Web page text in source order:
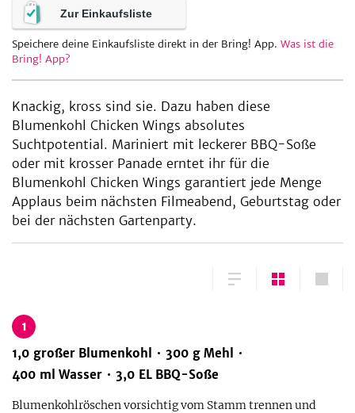
Zur Einkaufsliste
Speichere deine Einkaufsliste direkt in der Bring! App. Was ist die
Bring! App?
Knackig, kross sind sie. Dazu haben diese
Blumenkohl Chicken Wings absolutes
Suchtpotential. Mariniert mit leckerer BBQ-Soße
oder mit krosser Panade erntet ihr für die
Blumenkohl Chicken Wings garantiert jede Menge
Applaus beim nächsten Filmeabend, Geburtstag oder
bei der nächsten Gartenparty.
1
1,0 großer Blumenkohl 300 g Mehl
400 ml Wasser 3,0 EL BBQ-Soße
Blumenkohlröschen vorsichtig vom Stamm trennen und